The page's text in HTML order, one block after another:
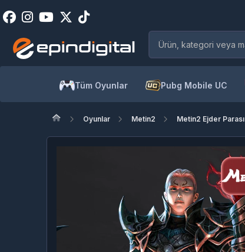
Tüm Oyunlar Pubg Mobile UC
Oyunlar Metin2 Metin2 Ejder Parası